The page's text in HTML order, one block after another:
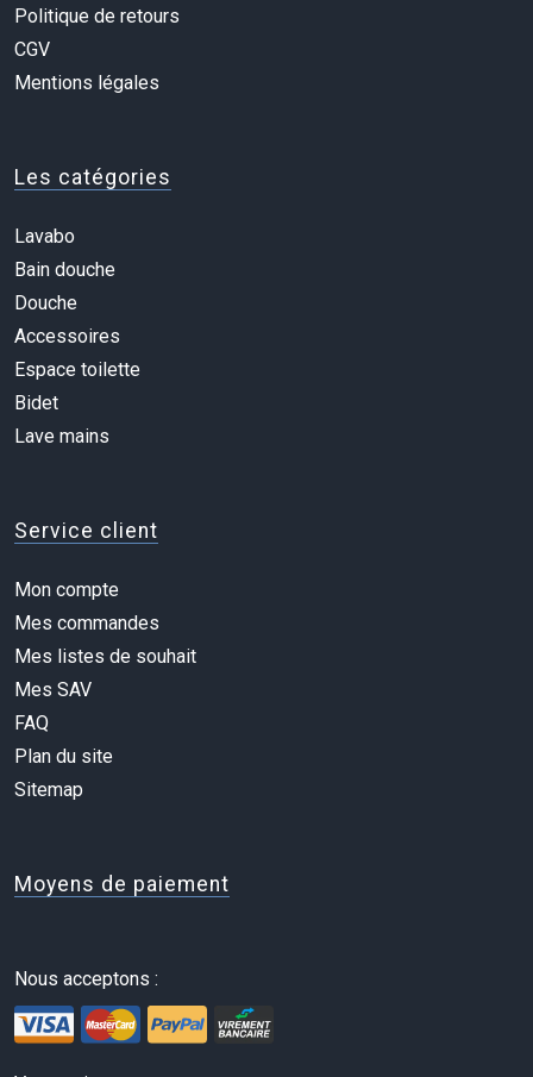
Politique de retours
CGV
Mentions légales
Les catégories
Lavabo
Bain douche
Douche
Accessoires
Espace toilette
Bidet
Lave mains
Service client
Mon compte
Mes commandes
Mes listes de souhait
Mes SAV
FAQ
Plan du site
Sitemap
Moyens de paiement
Nous acceptons :